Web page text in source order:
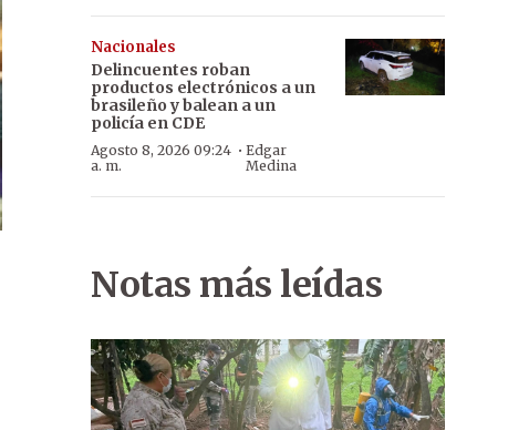
Nacionales
Delincuentes roban
productos electrónicos a un
brasileño y balean a un
policía en CDE
Agosto 8, 2026 09:24
a. m.
· Edgar
Medina
Notas más leídas